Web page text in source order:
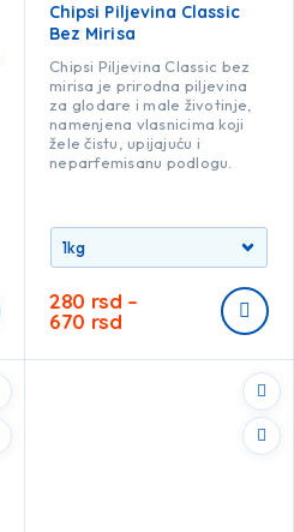
Chipsi Piljevina Classic
Bez Mirisa
Chipsi Piljevina Classic bez
mirisa je prirodna piljevina
za glodare i male životinje,
namenjena vlasnicima koji
žele čistu, upijajuću i
neparfemisanu podlogu.
280 rsd –
670 rsd